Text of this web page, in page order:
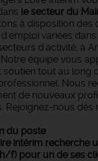
le secteur du
à disposition des
variées
d'activité, à
équipe vous
soutien tout au long
Nous
de nouveaux
Rejoignez-nous dès
du poste
intérim recherche
f) pour un de ses